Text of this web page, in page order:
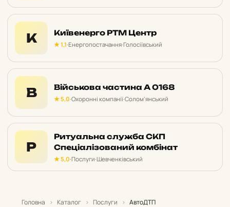
К Київенерго РТМ Центр
★ 1,1·Енергопостачання·Голосіївський
В Військова частина А 0168
★ 5,0·Охоронні компанії·Солом’янський
Р
Ритуальна служба СКП
Спеціалізований комбінат
★ 5,0·Послуги·Шевченківський
Головна › Каталог › Послуги › АвтоДТП